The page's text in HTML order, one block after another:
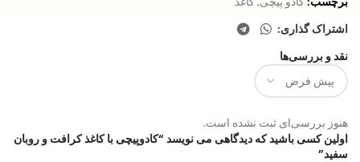
اشتراک گذاری:
نقد و بررسی‌ها
هنوز بررسی‌ای ثبت نشده است.
اولین کسی باشید که دیدگاهی می نویسد “کادوپیچی با کاغذ کرافت و روبان
سفید”